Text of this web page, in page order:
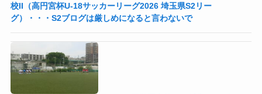
校II（高円宮杯U-18サッカーリーグ2026 埼玉県S2リー
グ）・・・S2ブログは厳しめになると言わないで